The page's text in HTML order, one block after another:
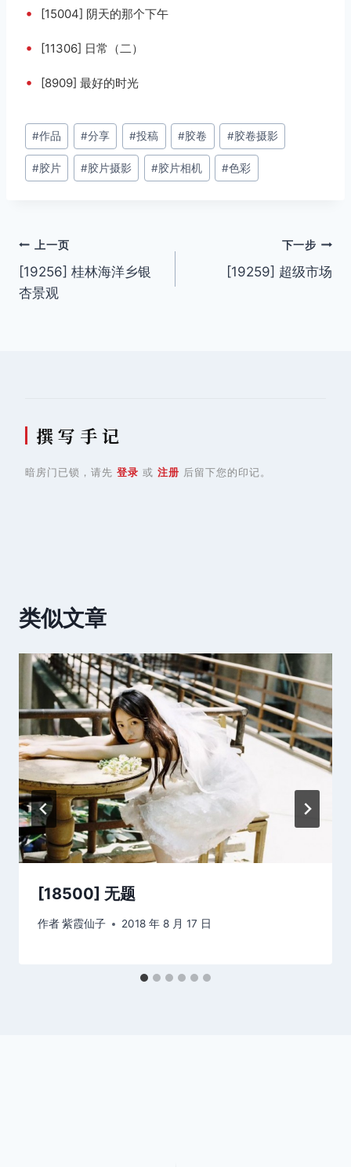
• [15004] 阴天的那个下午
• [11306] 日常（二）
• [8909] 最好的时光
文
章
标
#作品 #分享 #投稿 #胶卷 #胶卷摄影
#胶片 #胶片摄影 #胶片相机 #色彩
文
章
上一页
[19256] 桂林海洋乡银
杏景观
下一步
[19259] 超级市场
撰 写 手 记
暗房门已锁，请先 登录 或 注册 后留下您的印记。
类似文章
[18500] 无题
作者紫霞仙子 2018 年 8 月 17 日